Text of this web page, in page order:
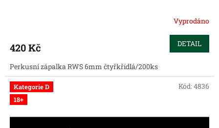
Vyprodáno
420 Kč DETAIL
Perkusní zápalka RWS 6mm čtyřkřídlá/200ks
Kategorie D
18+
Kód:4836